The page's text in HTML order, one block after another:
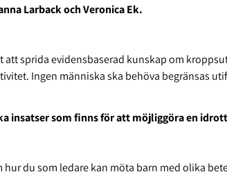
Larback och Veronica Ek.
sprida evidensbaserad kunskap om
Ingen människa ska behöva begränsas
insatser som finns för att möjliggöra en
du som ledare kan möta barn med olika